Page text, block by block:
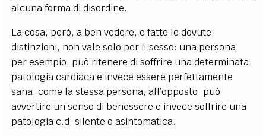
alcuna forma di disordine.
La cosa, però, a ben vedere, e fatte le dovute
distinzioni, non vale solo per il sesso: una persona,
per esempio, può ritenere di soffrire una determinata
patologia cardiaca e invece essere perfettamente
sana, come la stessa persona, all’opposto, può
avvertire un senso di benessere e invece soffrire una
patologia c.d. silente o asintomatica.